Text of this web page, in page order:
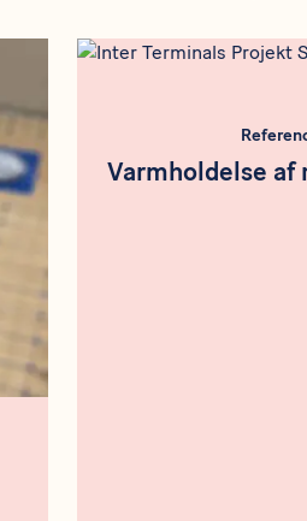
Meta bild
Varmholdelse af